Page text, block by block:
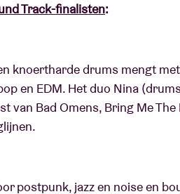
Track-finalisten:
knoertharde drums mengt met
en EDM. Het duo Nina
van Bad Omens, Bring Me The
postpunk, jazz en noise en